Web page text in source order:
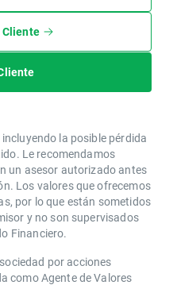
la posible pérdida
Le recomendamos
un asesor autorizado antes
Los valores que ofrecemos
por lo que están sometidos
y no son supervisados
Financiero.
por acciones
como Agente de Valores